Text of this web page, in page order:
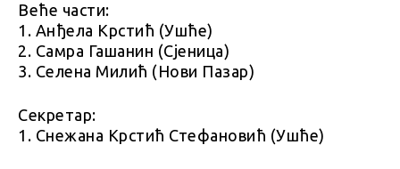
Веће части:
1. Анђела Крстић (Ушће)
2. Самра Гашанин (Сјеница)
3. Селена Милић (Нови Пазар)
Секретар:
1. Снежана Крстић Стефановић (Ушће)